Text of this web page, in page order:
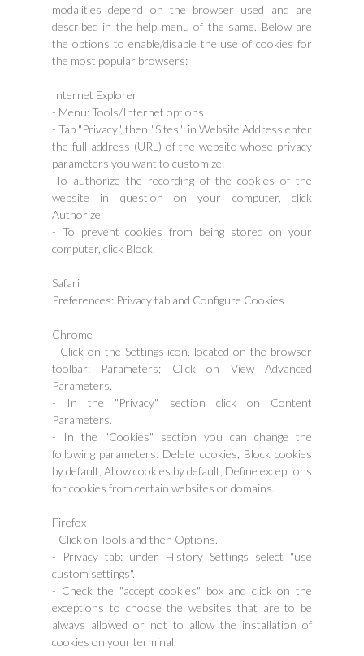
modalities depend on the browser used and are
described in the help menu of the same. Below are
the options to enable/disable the use of cookies for
the most popular browsers:
Internet Explorer
- Menu: Tools/Internet options
- Tab "Privacy", then "Sites": in Website Address enter
the full address (URL) of the website whose privacy
parameters you want to customize:
-To authorize the recording of the cookies of the
website in question on your computer, click
Authorize;
- To prevent cookies from being stored on your
computer, click Block.
Safari
Preferences: Privacy tab and Configure Cookies
Chrome
- Click on the Settings icon, located on the browser
toolbar: Parameters; Click on View Advanced
Parameters.
- In the "Privacy" section click on Content
Parameters.
- In the "Cookies" section you can change the
following parameters: Delete cookies, Block cookies
by default, Allow cookies by default, Define exceptions
for cookies from certain websites or domains.
Firefox
- Click on Tools and then Options.
- Privacy tab: under History Settings select "use
custom settings".
- Check the "accept cookies" box and click on the
exceptions to choose the websites that are to be
always allowed or not to allow the installation of
cookies on your terminal.